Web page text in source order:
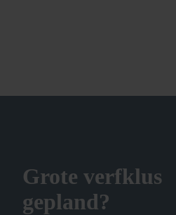
productpagina
Grote verfklus
gepland?